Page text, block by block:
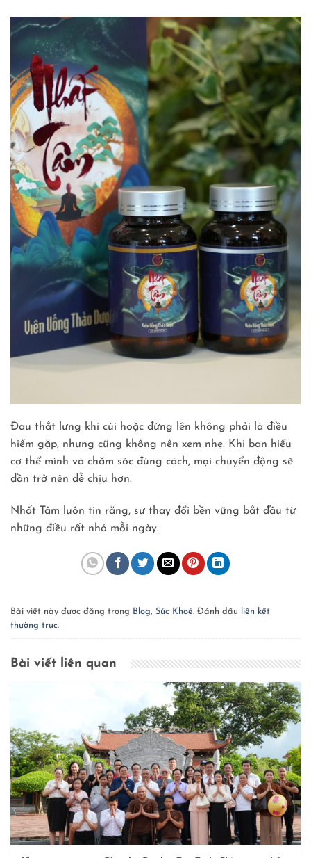
Đau thắt lưng khi cúi hoặc đứng lên không phải là điều
hiếm gặp, nhưng cũng không nên xem nhẹ. Khi bạn hiểu
cơ thể mình và chăm sóc đúng cách, mọi chuyển động sẽ
dần trở nên dễ chịu hơn.
Nhất Tâm luôn tin rằng, sự thay đổi bền vững bắt đầu từ
những điều rất nhỏ mỗi ngày.
Bài viết này được đăng trong Blog, Sức Khoẻ. Đánh dấu
liên kết
thường trực.
Bài viết liên quan